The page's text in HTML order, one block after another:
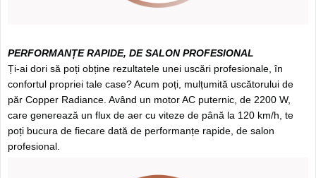
PERFORMANȚE RAPIDE, DE SALON PROFESIONAL
Ți-ai dori să poți obține rezultatele unei uscări profesionale, în
confortul propriei tale case? Acum poți, mulțumită uscătorului de
păr Copper Radiance. Având un motor AC puternic, de 2200 W,
care generează un flux de aer cu viteze de până la 120 km/h, te
poți bucura de fiecare dată de performanțe rapide, de salon
profesional.